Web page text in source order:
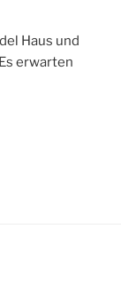
Haus und
erwarten